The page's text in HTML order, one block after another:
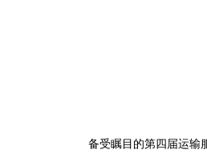
备受瞩目的第四届运输